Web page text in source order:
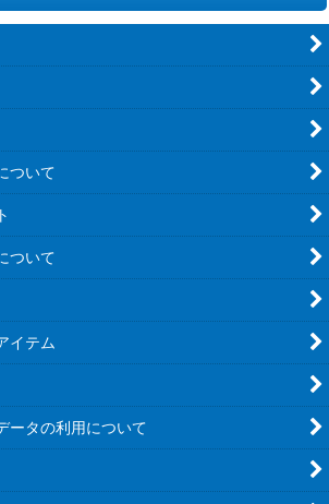
弾「Academy Royale/アカデミー・ロワ
弾「絶傑を継ぐ者」
「天魔八虐」
スコネクト！Re:Dive」
「プリンセスコネクト！Re:Dive」
「新約都市・透京」
弾「ConvergentDestinies/コンヴァージ
ドルマスター シンデレラガールズ」
ついて
ついて
イテム
ータの利用について